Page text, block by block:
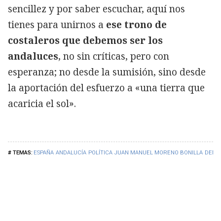
ESPAÑA ANDALUCÍA POLÍTICA JUAN MANUEL MORENO BONILLA
sencillez y por saber escuchar, aquí nos
tienes para unirnos a ese trono de
costaleros que debemos ser los
andaluces, no sin críticas, pero con
esperanza; no desde la sumisión, sino desde
la aportación del esfuerzo a «una tierra que
acaricia el sol».